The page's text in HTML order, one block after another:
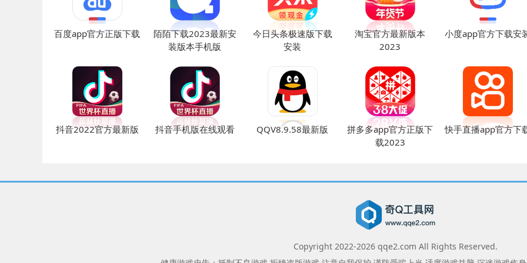
百度app官方正版下载
陌陌下载2023最新安
装版本手机版
今日头条极速版下载
安装
淘宝官方最新版本
2023
小度app官方下载安
抖音2022官方最新版 抖音手机版在线观看 QQV8.9.58最新版
拼多多app官方正版下
载2023
快手直播app官方下
Copyright 2022-2026qqe2.com All Rights Reserved.